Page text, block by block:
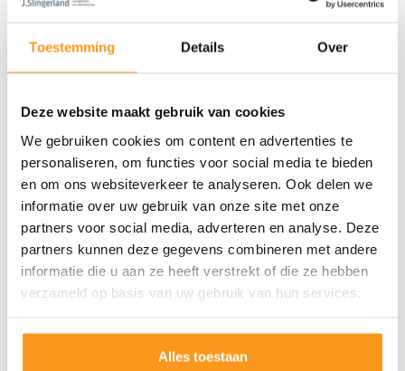
Toestemming Details Over
Deze website maakt gebruik van cookies
We gebruiken cookies om content en advertenties te
personaliseren, om functies voor social media te bieden
en om ons websiteverkeer te analyseren. Ook delen we
informatie over uw gebruik van onze site met onze
partners voor social media, adverteren en analyse. Deze
partners kunnen deze gegevens combineren met andere
informatie die u aan ze heeft verstrekt of die ze hebben
verzameld op basis van uw gebruik van hun services.
Alles toestaan